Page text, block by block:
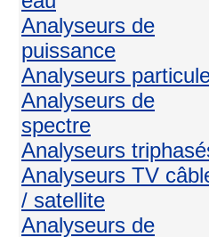
Analyseurs de
puissance
Analyseurs
Analyseurs de
spectre
Analyseurs
Analyseurs TV
/ satellite
Analyseurs de